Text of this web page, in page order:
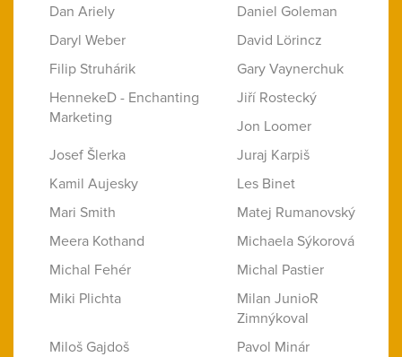
Dan Ariely
Daniel Goleman
Daryl Weber
David Lörincz
Filip Struhárik
Gary Vaynerchuk
HennekeD - Enchanting
Marketing
Jiří Rostecký
Jon Loomer
Josef Šlerka
Juraj Karpiš
Kamil Aujesky
Les Binet
Mari Smith
Matej Rumanovský
Meera Kothand
Michaela Sýkorová
Michal Fehér
Michal Pastier
Miki Plichta
Milan JunioR
Zimnýkoval
Miloš Gajdoš
Pavol Minár